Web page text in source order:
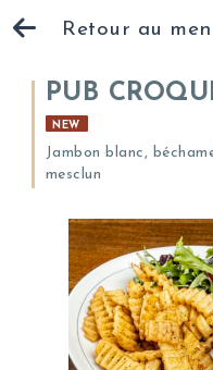
Retour au
PUB
NEW
Jambon blanc,
mesclun